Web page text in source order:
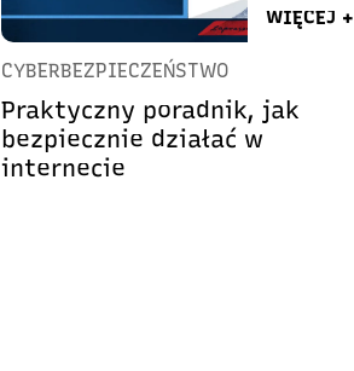
WIĘCEJ +
CYBERBEZPIECZEŃSTWO
Praktyczny poradnik, jak
bezpiecznie działać w
internecie